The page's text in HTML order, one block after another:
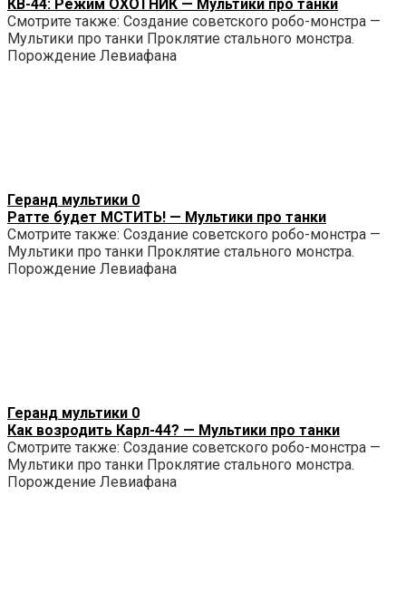
КВ-44: Режим ОХОТНИК — Мультики про танки
Смотрите также: Создание советского робо-монстра —
Мультики про танки Проклятие стального монстра.
Порождение Левиафана
Геранд мультики 0
Ратте будет МСТИТЬ! — Мультики про танки
Смотрите также: Создание советского робо-монстра —
Мультики про танки Проклятие стального монстра.
Порождение Левиафана
Геранд мультики 0
Как возродить Карл-44? — Мультики про танки
Смотрите также: Создание советского робо-монстра —
Мультики про танки Проклятие стального монстра.
Порождение Левиафана